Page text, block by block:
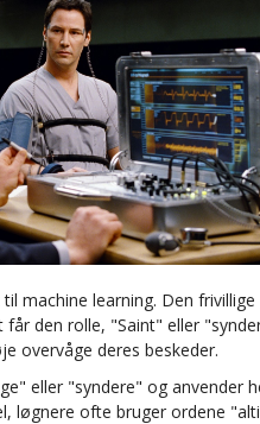
machine learning. Den
den rolle, "Saint" eller
overvåge deres beskeder.
eller "syndere" og
løgnere ofte bruger ordene